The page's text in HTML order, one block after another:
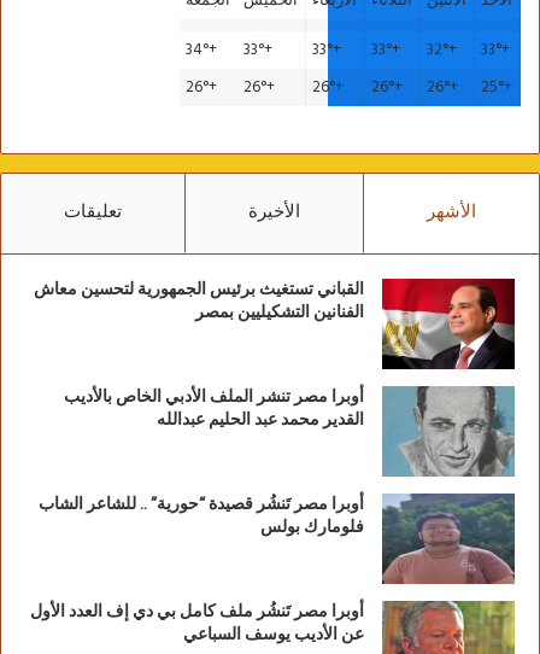
+
33°
+
32°
+
33°
+
33°
+
33°
+
34°
+
25°
+
26°
+
26°
+
26°
+
26°
+
26°
الأشهر الأخيرة تعليقات
القباني تستغيث برئيس الجمهورية لتحسين معاش
الفنانين التشكيليين بمصر
أوبرا مصر تنشر الملف الأدبي الخاص بالأديب
القدير محمد عبد الحليم عبدالله
أوبرا مصر تَنشُر قصيدة “حورية” .. للشاعر الشاب
فلومارك بولس
أوبرا مصر تَنشُر ملف كامل بي دي إف العدد الأول
عن الأديب يوسف السباعي